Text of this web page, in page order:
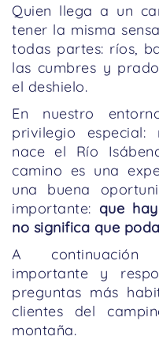
Quien llega a un
tener la misma
todas partes: ríos,
las cumbres y
el deshielo.
En nuestro
privilegio
nace el Río
camino es una
una buena
importante: que
no significa que
A continuación
importante y
preguntas más
clientes del
montaña.